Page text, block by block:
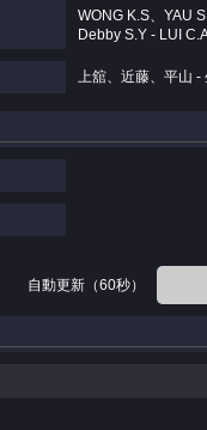
WONG K.S、YAU
Debby S.Y - LUI
上舘、近藤、平山 -
自動更新（60秒）